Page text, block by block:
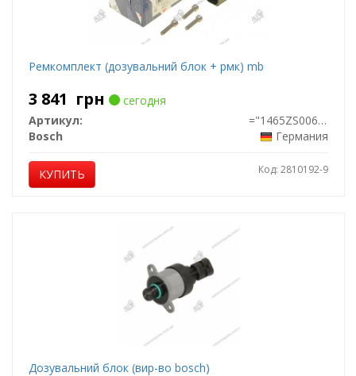
Ремкомплект (дозувальний блок + рмк) mb
3 841 грн
сегодня
Артикул:
="1465ZS0066"
Bosch
Германия
КУПИТЬ Код: 2810192-9
Дозувальний блок (вир-во bosch)